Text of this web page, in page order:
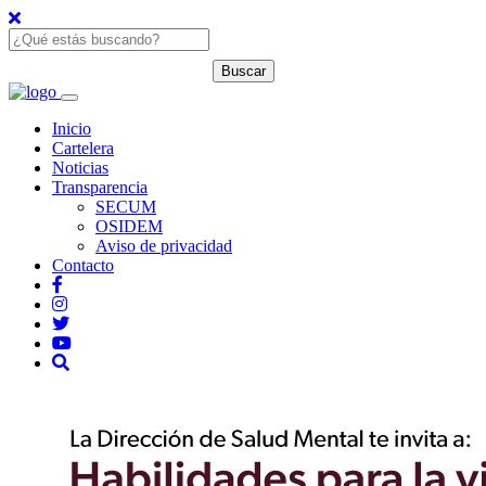
Inicio
Cartelera
Noticias
Transparencia
SECUM
OSIDEM
Aviso de privacidad
Contacto